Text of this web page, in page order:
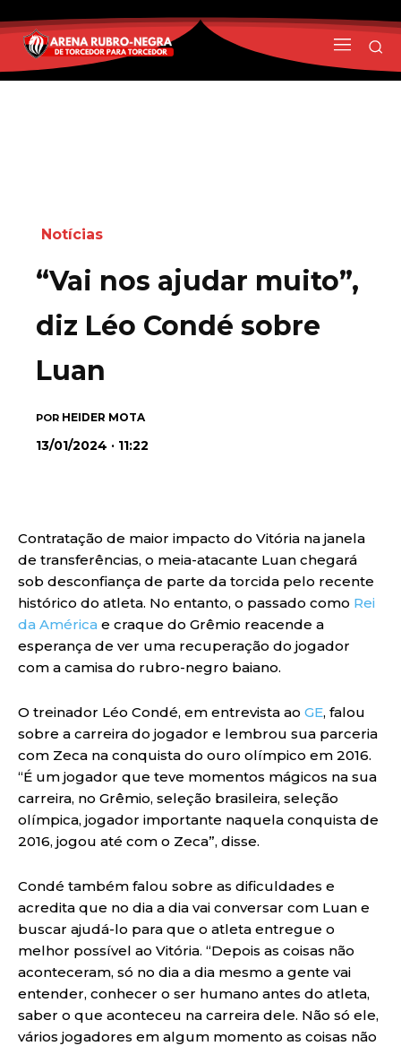
Notícias
“Vai nos ajudar muito”,
diz Léo Condé sobre
Luan
POR HEIDER MOTA
13/01/2024 · 11:22
Contratação de maior impacto do Vitória na janela
de transferências, o meia-atacante Luan chegará
sob desconfiança de parte da torcida pelo recente
histórico do atleta. No entanto, o passado como Rei
da América e craque do Grêmio reacende a
esperança de ver uma recuperação do jogador
com a camisa do rubro-negro baiano.
O treinador Léo Condé, em entrevista ao GE, falou
sobre a carreira do jogador e lembrou sua parceria
com Zeca na conquista do ouro olímpico em 2016.
“É um jogador que teve momentos mágicos na sua
carreira, no Grêmio, seleção brasileira, seleção
olímpica, jogador importante naquela conquista de
2016, jogou até com o Zeca”, disse.
Condé também falou sobre as dificuldades e
acredita que no dia a dia vai conversar com Luan e
buscar ajudá-lo para que o atleta entregue o
melhor possível ao Vitória. “Depois as coisas não
aconteceram, só no dia a dia mesmo a gente vai
entender, conhecer o ser humano antes do atleta,
saber o que aconteceu na carreira dele. Não só ele,
vários jogadores em algum momento as coisas não